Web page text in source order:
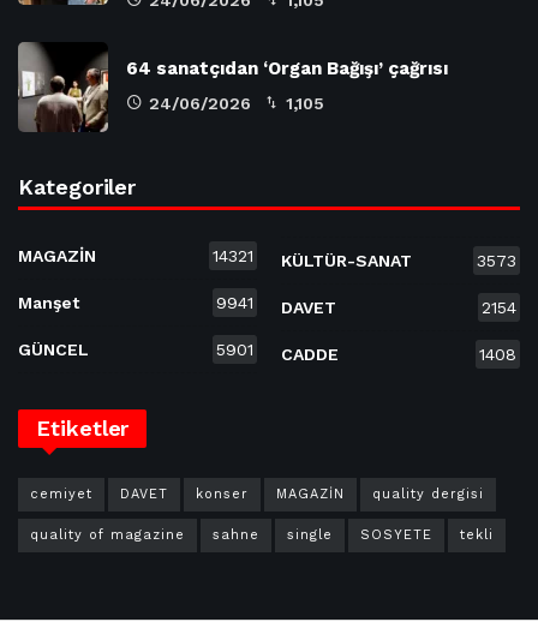
64 sanatçıdan ‘Organ Bağışı’ çağrısı
24/06/2026 1,105
Kategoriler
MAGAZİN 14321
Manşet 9941
GÜNCEL 5901
KÜLTÜR-SANAT 3573
DAVET 2154
CADDE 1408
Etiketler
cemiyet DAVET konser MAGAZİN quality dergisi
quality of magazine sahne single SOSYETE tekli